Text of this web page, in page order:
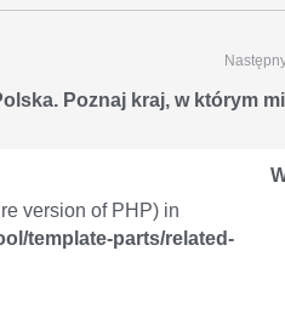
Poznaj kraj, w którym
version of PHP) in
template-parts/related-